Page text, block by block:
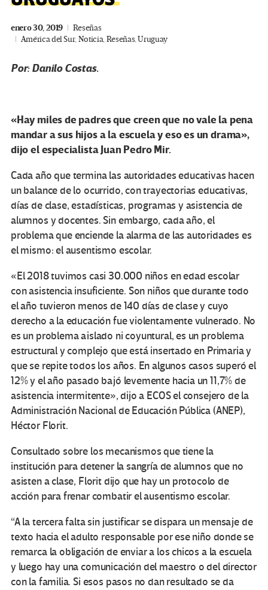
enero 30, 2019
Reseñas
América del Sur,Noticia,Reseñas,Uruguay
Por: Danilo Costas.
«Hay miles de padres que creen que no vale la pena
mandar a sus hijos a la escuela y eso es un drama»,
dijo el especialista Juan Pedro Mir.
Cada año que termina las autoridades educativas hacen
un balance de lo ocurrido, con trayectorias educativas,
días de clase, estadísticas, programas y asistencia de
alumnos y docentes. Sin embargo, cada año, el
problema que enciende la alarma de las autoridades es
el mismo: el ausentismo escolar.
«El 2018 tuvimos casi 30.000 niños en edad escolar
con asistencia insuficiente. Son niños que durante todo
el año tuvieron menos de 140 días de clase y cuyo
derecho a la educación fue violentamente vulnerado. No
es un problema aislado ni coyuntural, es un problema
estructural y complejo que está insertado en Primaria y
que se repite todos los años. En algunos casos superó el
12% y el año pasado bajó levemente hacia un 11,7% de
asistencia intermitente», dijo a ECOS el consejero de la
Administración Nacional de Educación Pública (ANEP),
Héctor Florit.
Consultado sobre los mecanismos que tiene la
institución para detener la sangría de alumnos que no
asisten a clase, Florit dijo que hay un protocolo de
acción para frenar combatir el ausentismo escolar.
“A la tercera falta sin justificar se dispara un mensaje de
texto hacia el adulto responsable por ese niño donde se
remarca la obligación de enviar a los chicos a la escuela
y luego hay una comunicación del maestro o del director
con la familia. Si esos pasos no dan resultado se da